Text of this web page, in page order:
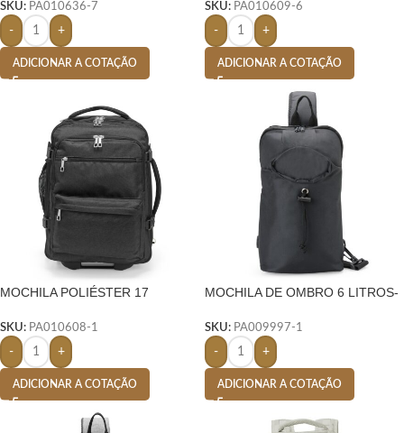
SKU: PA010636-7
- +
ADICIONAR A COTAÇÃO
SKU: PA010609-6
- +
ADICIONAR A COTAÇÃO
MOCHILA POLIÉSTER 17
SKU: PA010608-1
- +
ADICIONAR A COTAÇÃO
MOCHILA DE OMBRO 6 LITROS-
SKU: PA009997-1
- +
ADICIONAR A COTAÇÃO